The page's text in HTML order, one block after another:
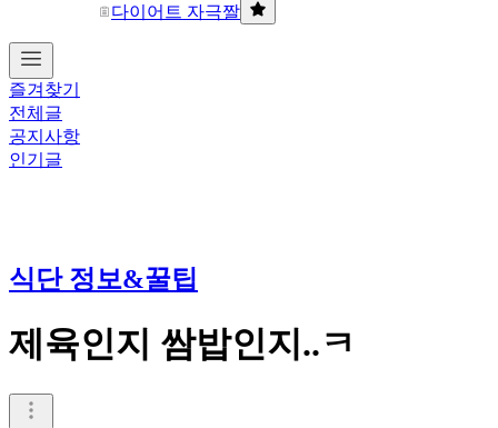
다이어트 자극짤
즐겨찾기
전체글
공지사항
인기글
식단 정보&꿀팁
제육인지 쌈밥인지..ㅋ